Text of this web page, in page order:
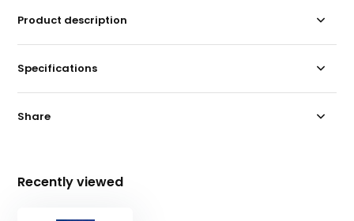
Product description
Specifications
Share
Recently viewed